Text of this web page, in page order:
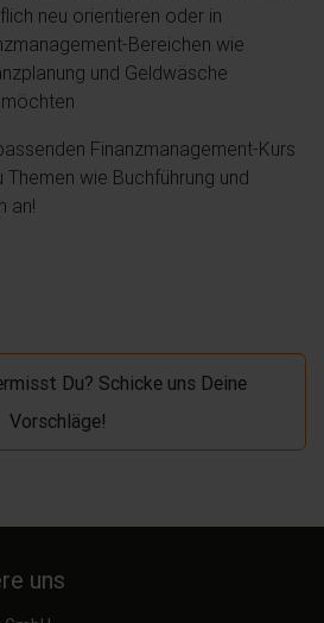
neu orientieren oder in
Bereichen wie
und Geldwäsche
Finanzmanagement-Kurs
Themen wie Buchführung und
an!
Du? Schicke uns Deine
Vorschläge!
uns